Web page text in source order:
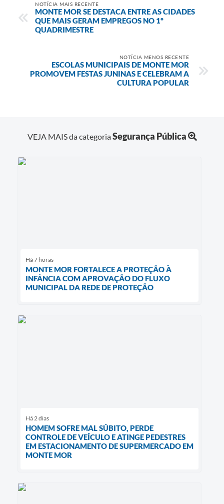
NOTÍCIA MAIS RECENTE
MONTE MOR SE DESTACA ENTRE AS CIDADES
QUE MAIS GERAM EMPREGOS NO 1º
QUADRIMESTRE
NOTÍCIA MENOS RECENTE
ESCOLAS MUNICIPAIS DE MONTE MOR
PROMOVEM FESTAS JUNINAS E CELEBRAM A
CULTURA POPULAR
VEJA MAIS da categoriaSegurança Pública
Há 7 horas
MONTE MOR FORTALECE A PROTEÇÃO À
INFÂNCIA COM APROVAÇÃO DO FLUXO
MUNICIPAL DA REDE DE PROTEÇÃO
Há 2 dias
HOMEM SOFRE MAL SÚBITO, PERDE
CONTROLE DE VEÍCULO E ATINGE PEDESTRES
EM ESTACIONAMENTO DE SUPERMERCADO EM
MONTE MOR